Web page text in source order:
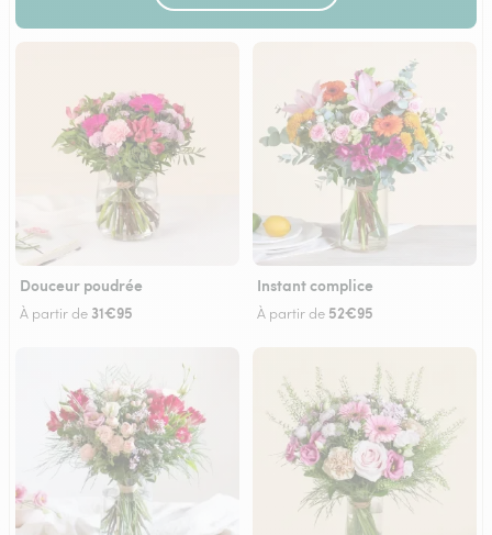
Douceur poudrée
À partir de 31€95
Instant complice
À partir de 52€95